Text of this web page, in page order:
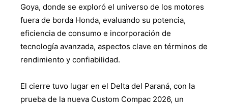
Goya, donde se exploró el universo de los motores
fuera de borda Honda, evaluando su potencia,
eficiencia de consumo e incorporación de
tecnología avanzada, aspectos clave en términos de
rendimiento y confiabilidad.
El cierre tuvo lugar en el Delta del Paraná, con la
prueba de la nueva Custom Compac 2026, un